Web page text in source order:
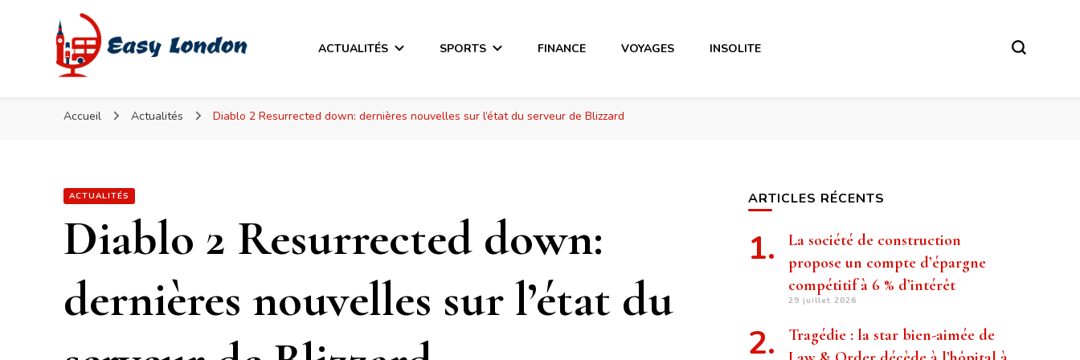
Easy London
Easy London
ACTUALITÉS SPORTS FINANCE VOYAGES INSOLITE
Accueil Actualités Diablo 2 Resurrected down: dernières nouvelles sur l’état du serveur de Blizzard
ACTUALITÉS
Diablo 2 Resurrected down:
dernières nouvelles sur l’état du
ARTICLES RÉCENTS
La société de construction
propose un compte d’épargne
compétitif à 6 % d’intérêt
29 juillet 2026
Tragédie : la star bien-aimée de